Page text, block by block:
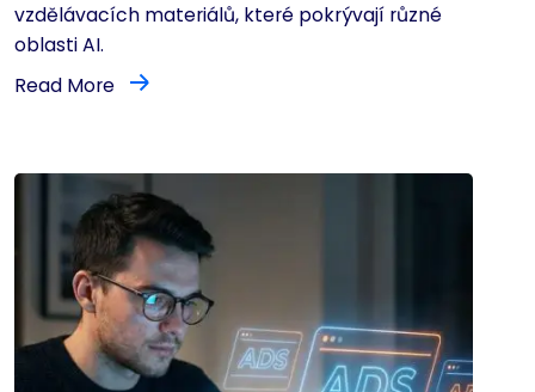
vzdělávacích materiálů, které pokrývají různé
oblasti AI.
Read More